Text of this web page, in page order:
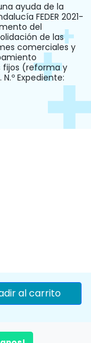
ayuda de la
FEDER 2021-
del
de las
comerciales y
fijos (reforma y
Expediente:
al carrito